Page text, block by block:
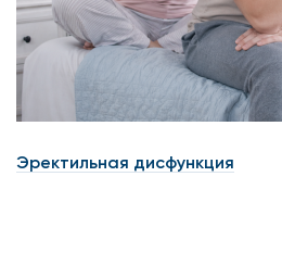
Эректильная дисфункция